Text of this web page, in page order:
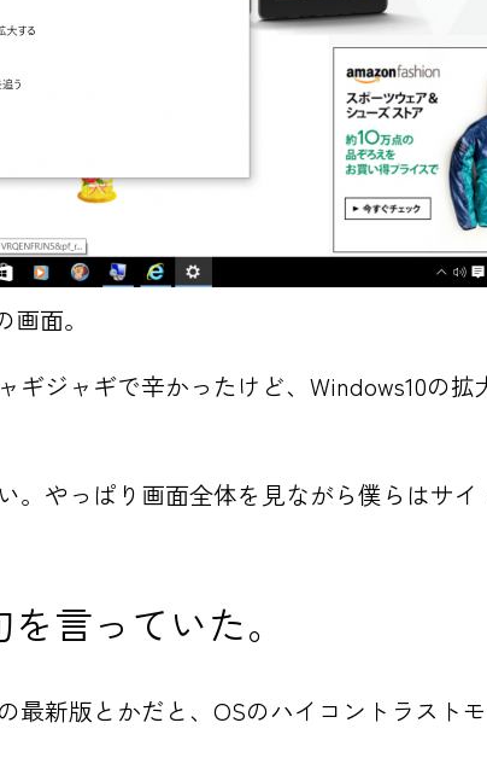
面。
ジャギで辛かったけど、Windows10の
やっぱり画面全体を見ながら僕らはサ
言っていた。
新版とかだと、OSのハイコントラスト